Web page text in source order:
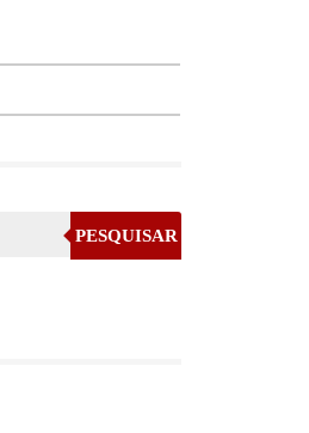
PESQUISAR